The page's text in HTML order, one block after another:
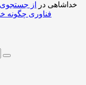
خداشاهی در
از
فناوری چگونه